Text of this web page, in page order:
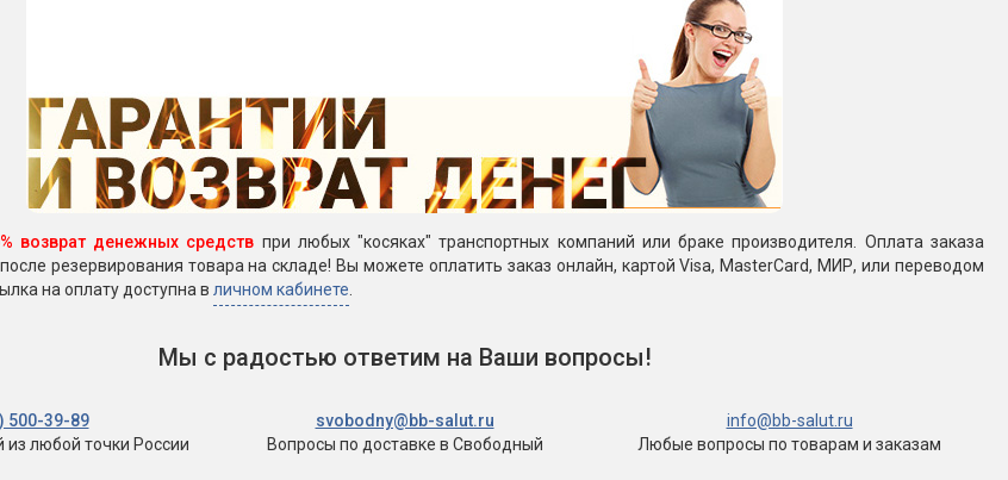
возврат денежных средств при любых "косяках" транспортных компаний или браке производителя. Оплата заказа
резервирования товара на складе! Вы можете оплатить заказ онлайн, картой Visa, MasterCard, МИР, или переводом
на оплату доступна в личном кабинете
Мы с радостью ответим на Ваши вопросы!
500-39-89
из любой точки России
svobodny@bb-salut.ru
Вопросы по доставке в Свободный
info@bb-salut.ru
Любые вопросы по товарам и заказам